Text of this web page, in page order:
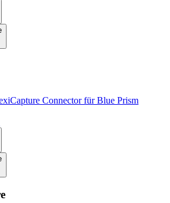
Connector für Blue Prism